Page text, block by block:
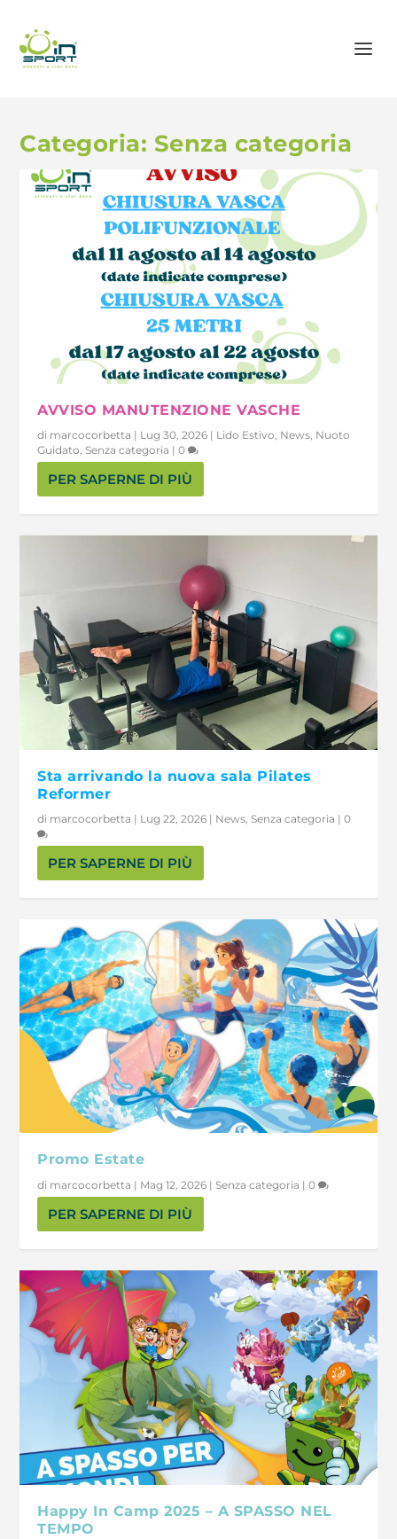
Categoria: Senza categoria
AVVISO MANUTENZIONE VASCHE
di marcocorbetta | Lug 30, 2026 | Lido Estivo News Nuoto
Guidato ,Senza categoria |0
PER SAPERNE DI PIÙ
Sta arrivando la nuova sala Pilates
Reformer
di marcocorbetta | Lug 22, 2026 | News ,Senza categoria |0
PER SAPERNE DI PIÙ
Promo Estate
di marcocorbetta | Mag 12, 2026 |Senza categoria |0
PER SAPERNE DI PIÙ
Happy In Camp 2025 – A SPASSO NEL
TEMPO